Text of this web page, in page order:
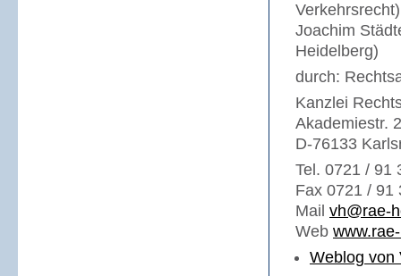
Joachim
Heidelberg)
durch:
Kanzlei
Akademiestr.
D-76133
Tel. 0721 / 91
Fax 0721 / 91
Mail vh@rae-
Web
Weblog von